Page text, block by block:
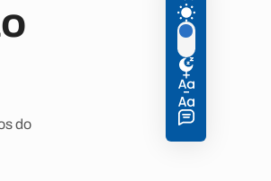
do